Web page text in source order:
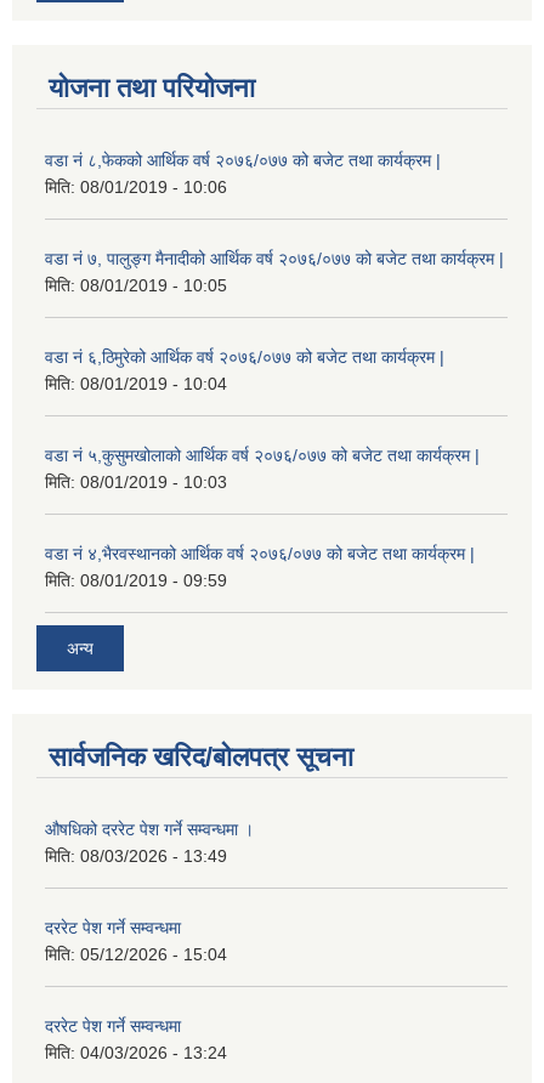
योजना तथा परियोजना
वडा नं ८,फेकको आर्थिक वर्ष २०७६/०७७ को बजेट तथा कार्यक्रम |
मिति: 08/01/2019 - 10:06
वडा नं ७, पालुङ्ग मैनादीको आर्थिक वर्ष २०७६/०७७ को बजेट तथा कार्यक्रम |
मिति: 08/01/2019 - 10:05
वडा नं ६,ठिमुरेको आर्थिक वर्ष २०७६/०७७ को बजेट तथा कार्यक्रम |
मिति: 08/01/2019 - 10:04
वडा नं ५,कुसुमखोलाको आर्थिक वर्ष २०७६/०७७ को बजेट तथा कार्यक्रम |
मिति: 08/01/2019 - 10:03
वडा नं ४,भैरवस्थानको आर्थिक वर्ष २०७६/०७७ को बजेट तथा कार्यक्रम |
मिति: 08/01/2019 - 09:59
अन्य
सार्वजनिक खरिद/बोलपत्र सूचना
औषधिको दररेट पेश गर्ने सम्वन्धमा ।
मिति: 08/03/2026 - 13:49
दररेट पेश गर्ने सम्वन्धमा
मिति: 05/12/2026 - 15:04
दररेट पेश गर्ने सम्वन्धमा
मिति: 04/03/2026 - 13:24